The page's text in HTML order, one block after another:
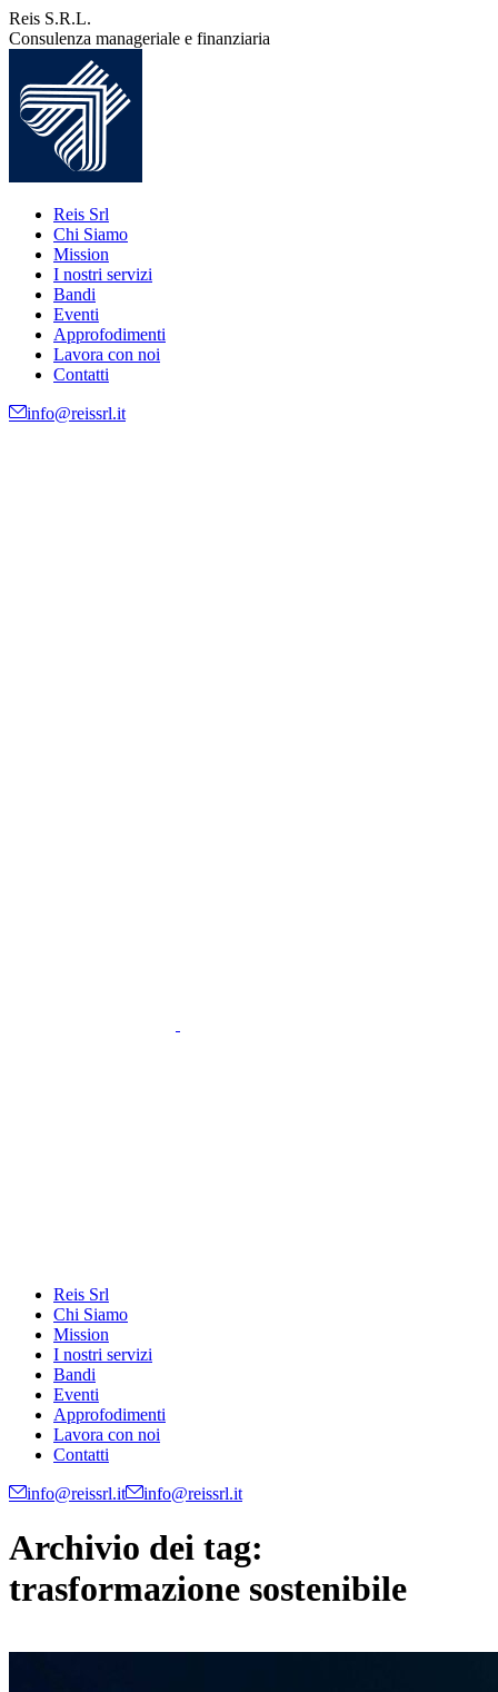
Vai
ai
Reis S.R.L.
Consulenza manageriale e finanziaria
Reis Srl
Chi Siamo
Mission
I nostri servizi
Bandi
Eventi
Approfodimenti
Lavora con noi
Contatti
info@reissrl.it
Reis Srl
Chi Siamo
Mission
I nostri servizi
Bandi
Eventi
Approfodimenti
Lavora con noi
Contatti
info@reissrl.it info@reissrl.it
Archivio dei tag:
trasformazione sostenibile